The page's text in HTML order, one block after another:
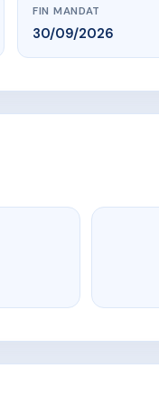
FIN MANDAT
30/09/2026